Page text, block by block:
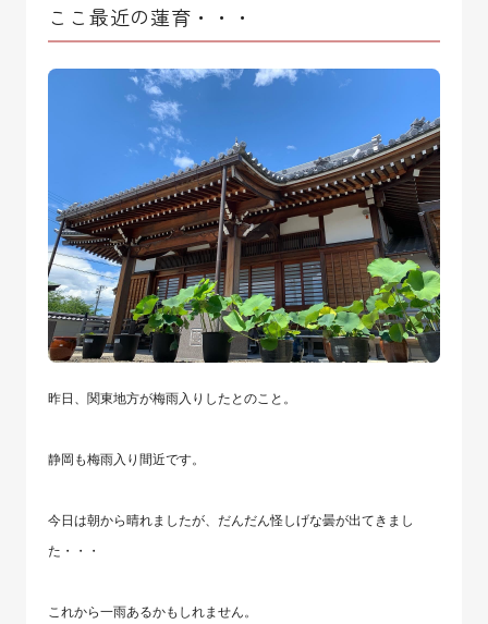
ここ最近の蓮育・・・
昨日、関東地方が梅雨入りしたとのこと。
静岡も梅雨入り間近です。
今日は朝から晴れましたが、だんだん怪しげな曇が出てきまし
た・・・
これから一雨あるかもしれません。